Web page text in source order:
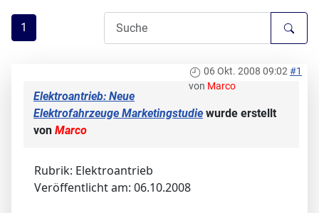
1
06 Okt. 2008 09:02#1
von Marco
Elektroantrieb: Neue
Elektrofahrzeuge Marketingstudie wurde erstellt
von Marco
Rubrik: Elektroantrieb
Veröffentlicht am: 06.10.2008